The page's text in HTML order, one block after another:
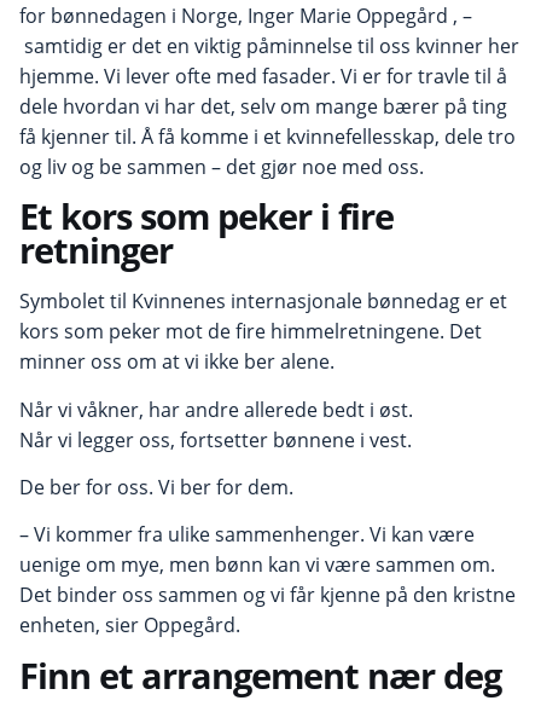
for bønnedagen i Norge, Inger Marie Oppegård , –
samtidig er det en viktig påminnelse til oss kvinner her
hjemme. Vi lever ofte med fasader. Vi er for travle til å
dele hvordan vi har det, selv om mange bærer på ting
få kjenner til. Å få komme i et kvinnefellesskap, dele tro
og liv og be sammen – det gjør noe med oss.
Et kors som peker i fire
retninger
Symbolet til Kvinnenes internasjonale bønnedag er et
kors som peker mot de fire himmelretningene. Det
minner oss om at vi ikke ber alene.
Når vi våkner, har andre allerede bedt i øst.
Når vi legger oss, fortsetter bønnene i vest.
De ber for oss. Vi ber for dem.
– Vi kommer fra ulike sammenhenger. Vi kan være
uenige om mye, men bønn kan vi være sammen om.
Det binder oss sammen og vi får kjenne på den kristne
enheten, sier Oppegård.
Finn et arrangement nær deg